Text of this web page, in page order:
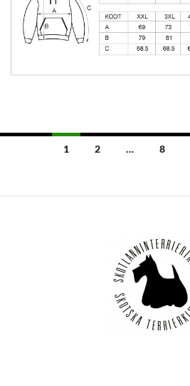
Artikkelien
1 2 … 8